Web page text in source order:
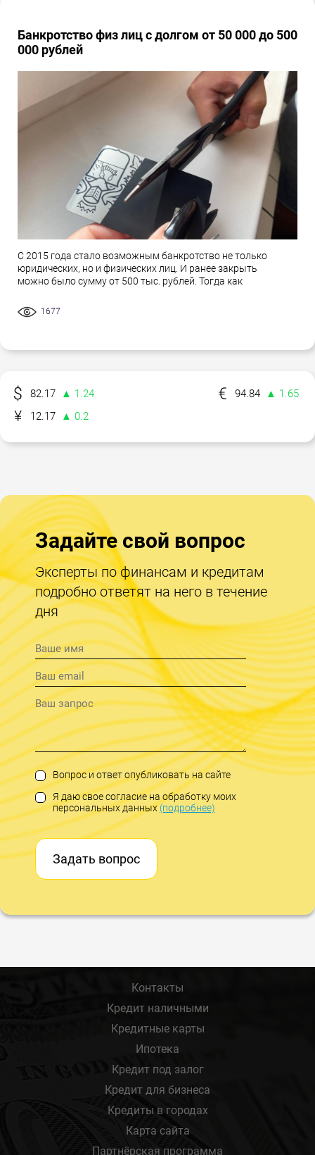
Банкротство физ лиц с долгом от 50 000 до 500
000 рублей
С 2015 года стало возможным банкротство не только
юридических, но и физических лиц. И ранее закрыть
можно было сумму от 500 тыс. рублей. Тогда как
1677
82.17 ▲ 1.24 94.84
▲ 1.65
12.17
▲ 0.2
Задайте свой вопрос
Эксперты по финансам и кредитам
подробно ответят на него в течение
дня
Вопрос и ответ опубликовать на сайте
Я даю свое согласие на обработку моих
персональных данных(подробнее)
Задать вопрос
Контакты
Кредит наличными
Кредитные карты
Ипотека
Кредит под залог
Кредит для бизнеса
Кредиты в городах
Карта сайта
Партнёрская программа